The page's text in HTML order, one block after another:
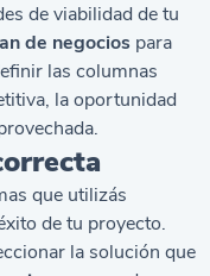
de viabilidad de tu
de negocios para
las columnas
la oportunidad
que utilizás
de tu proyecto.
la solución que